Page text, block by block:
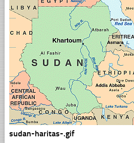
sudan-haritas-.gif